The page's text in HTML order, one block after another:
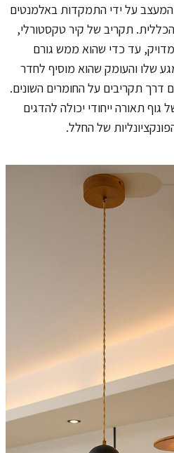
על ידי התמקדות באלמנטים
תקריב של קיר טקסטורלי,
עד כדי שהוא ממש גורם
שלו והעומק שהוא מוסיף לחדר
דרך תקריבים על החומרים השונים.
תאורה ייחודי יכולה להדגים
של החלל.